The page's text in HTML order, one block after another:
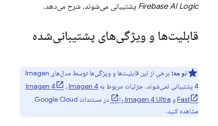
Firebase AI Logic پشتیبانی می‌شوند، شرح می‌دهد.
قابلیت‌ها و ویژگی‌های پشتیبانی‌شده
توجه: برخی از این قابلیت‌ها و ویژگی‌ها توسط مدل‌های Imagen
4 پشتیبانی نمی‌شوند. جزئیات مربوط به Imagen 4 ،Imagen 4
Fast و Imagen 4 Ultra را در مستندات Google Cloud
مشاهده کنید.